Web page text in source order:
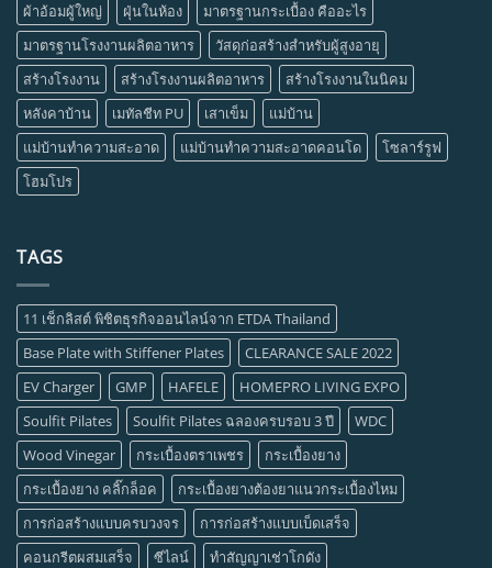
ผ้าอ้อมผู้ใหญ่
ฝุ่นในห้อง
มาตรฐานกระเบื้อง คืออะไร
มาตรฐานโรงงานผลิตอาหาร
วัสดุก่อสร้างสำหรับผู้สูงอายุ
สร้างโรงงาน
สร้างโรงงานผลิตอาหาร
สร้างโรงงานในนิคม
หลังคาบ้าน
เมทัลชีท PU เสาเข็ม
แม่บ้าน
แม่บ้านทำความสะอาด
แม่บ้านทำความสะอาดคอนโด
โซลาร์รูฟ
โฮมโปร
TAGS
11 เช็กลิสต์ พิชิตธุรกิจออนไลน์จาก ETDA Thailand
Base Plate with Stiffener Plates
CLEARANCE SALE 2022
EV Charger
GMP HAFELE
HOMEPRO LIVING EXPO
Soulfit Pilates
Soulfit Pilates ฉลองครบรอบ 3 ปี
WDC
Wood Vinegar
กระเบื้องตราเพชร
กระเบื้องยาง
กระเบื้องยาง คลิ๊กล็อค
กระเบื้องยางต้องยาแนวกระเบื้องไหม
การก่อสร้างแบบครบวงจร
การก่อสร้างแบบเบ็ดเสร็จ
คอนกรีตผสมเสร็จ
ซีไลน์
ทำสัญญาเช่าโกดัง